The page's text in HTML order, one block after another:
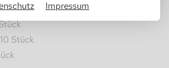
Impressum
Stück